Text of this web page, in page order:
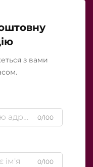
з вами
0/100
0/100